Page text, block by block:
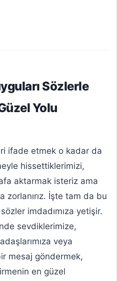
Sözlerle
Yolu
ifade etmek o kadar da
hissettiklerimizi,
aktarmak isteriz ama
zorlanırız. İşte tam da bu
imdadımıza yetişir.
sevdiklerimize,
veya
mesaj göndermek,
en güzel